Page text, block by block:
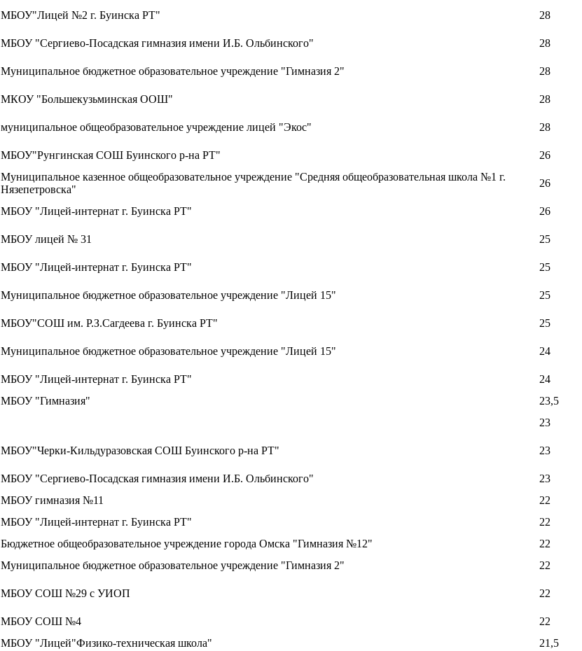
МБОУ"Лицей №2 г. Буинска РТ" 28
МБОУ "Сергиево-Посадская гимназия имени И.Б. Ольбинского" 28
Муниципальное бюджетное образовательное учреждение "Гимназия 2" 28
МКОУ "Большекузьминская ООШ" 28
муниципальное общеобразовательное учреждение лицей "Экос" 28
МБОУ"Рунгинская СОШ Буинского р-на РТ" 26
Муниципальное казенное общеобразовательное учреждение "Средняя общеобразовательная школа №1 г.
Нязепетровска"
26
МБОУ "Лицей-интернат г. Буинска РТ" 26
МБОУ лицей № 31 25
МБОУ "Лицей-интернат г. Буинска РТ" 25
Муниципальное бюджетное образовательное учреждение "Лицей 15" 25
МБОУ"СОШ им. Р.З.Сагдеева г. Буинска РТ" 25
Муниципальное бюджетное образовательное учреждение "Лицей 15" 24
МБОУ "Лицей-интернат г. Буинска РТ"
24
МБОУ "Гимназия"
23,5
23
МБОУ"Черки-Кильдуразовская СОШ Буинского р-на РТ" 23
МБОУ "Сергиево-Посадская гимназия имени И.Б. Ольбинского"
23
МБОУ гимназия №11
22
МБОУ "Лицей-интернат г. Буинска РТ"
22
Бюджетное общеобразовательное учреждение города Омска "Гимназия №12"
22
Муниципальное бюджетное образовательное учреждение "Гимназия 2" 22
МБОУ СОШ №29 с УИОП 22
МБОУ СОШ №4
22
МБОУ "Лицей"Физико-техническая школа"
21,5